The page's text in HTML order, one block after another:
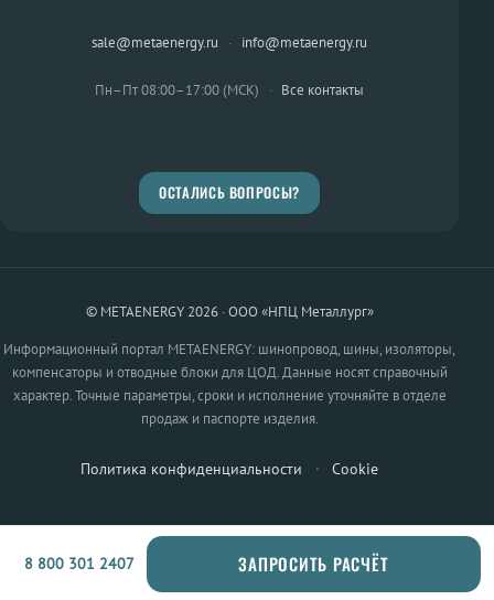
sale@metaenergy.ru · info@metaenergy.ru
Пн–Пт 08:00–17:00 (МСК) · Все контакты
ОСТАЛИСЬ ВОПРОСЫ?
© METAENERGY 2026 · ООО «НПЦ Металлург»
Информационный портал METAENERGY: шинопровод, шины, изоляторы,
компенсаторы и отводные блоки для ЦОД. Данные носят справочный
характер. Точные параметры, сроки и исполнение уточняйте в отделе
продаж и паспорте изделия.
Политика конфиденциальности · Cookie
8 800 301 2407 ЗАПРОСИТЬ РАСЧЁТ